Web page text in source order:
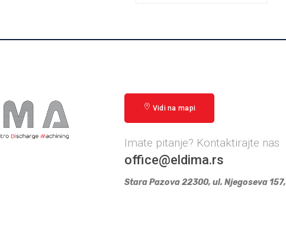
Vidi na mapi
Imate pitanje? Kontaktirajte nas
office@eldima.rs
Stara Pazova 22300, ul. Njegoseva 157,